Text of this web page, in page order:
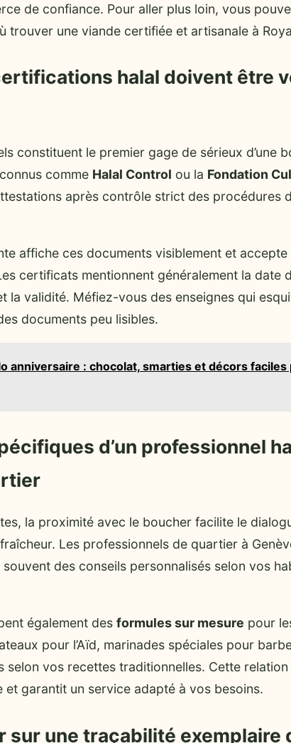
de confiance. Pour aller plus loin, vous
trouver une viande certifiée et artisanale à
halal doivent être
constituent le premier gage de sérieux d’une
comme Halal Control ou la Fondation
après contrôle strict des procédures
affiche ces documents visiblement et accepte
certificats mentionnent généralement la date
la validité. Méfiez-vous des enseignes qui
documents peu lisibles.
anniversaire : chocolat, smarties et décors
d’un professionnel
la proximité avec le boucher facilite le
Les professionnels de quartier à
des conseils personnalisés selon vos
également des formules sur mesure pour
pour l’Aïd, marinades spéciales pour
selon vos recettes traditionnelles. Cette
et garantit un service adapté à vos besoins.
sur une traçabilité exemplaire